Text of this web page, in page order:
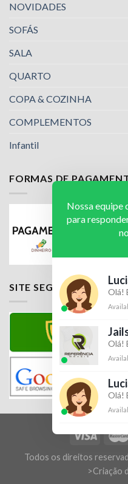
NOVIDADES
SOFÁS
SALA
QUARTO
COPA & COZINHA
COMPLEMENTOS
Infantil
FORMAS DE
SITE SEGURO
Todos os direitos
>Criação
Nossa equipe
para
Olá!
Olá!
Olá!